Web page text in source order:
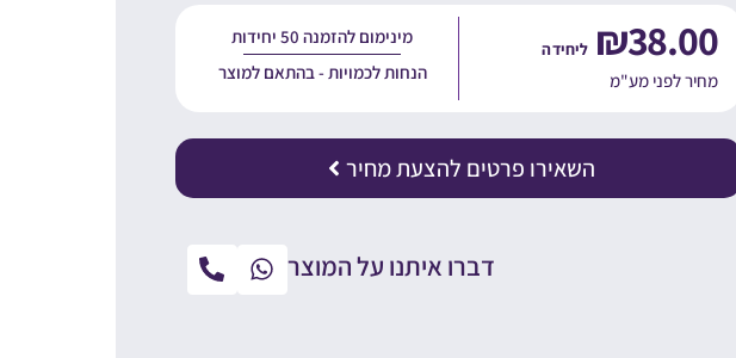
₪38.00
מחיר לפני מע"מ
מינימום להזמנה 50 יחידות
הנחות לכמויות - בהתאם למוצר
השאירו פרטים להצעת מחיר
דברו איתנו על המוצר